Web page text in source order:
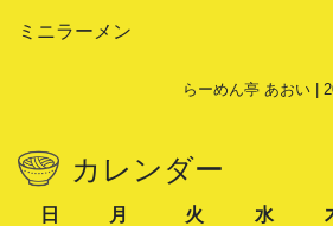
ミニラーメン
らーめん亭 あおい |
カレンダー
日 月 火 水